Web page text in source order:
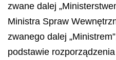
zwane dalej
Ministra Spraw
zwanego dalej
podstawie